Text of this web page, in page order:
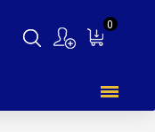
0